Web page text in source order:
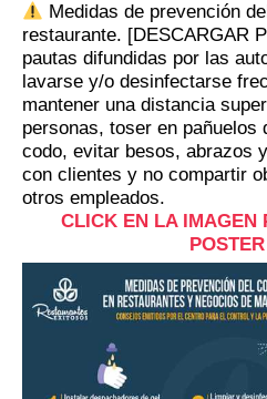
|
Medidas de prevención
restaurante. [DESCARGAR
pautas difundidas por las
lavarse y/o desinfectarse
mantener una distancia
personas, toser en pañuelos
codo, evitar besos, abrazos
con clientes y no compartir
otros empleados.
CLICK EN LA IMAGEN